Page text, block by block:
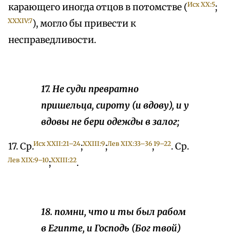
карающего иногда отцов в потомстве (Исх ХX:5;
XXXIV:7), могло бы привести к
несправедливости.
17. Не суди превратно
пришельца, сироту (и вдову), и у
вдовы не бери одежды в залог;
17. Ср.Исх XXII:21–24;XXIII:9;Лев ХIX:33–36,19–22. Ср.
Лев XIX:9–10;XXIII:22.
18. помни, что и ты был рабом
в Египте, и Господь (Бог твой)